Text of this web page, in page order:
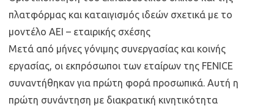
πλατφόρμας και καταιγισμός ιδεών σχετικά με το
μοντέλο ΑΕΙ – εταιρικής σχέσης
Μετά από μήνες γόνιμης συνεργασίας και κοινής
εργασίας, οι εκπρόσωποι των εταίρων της FENICE
συναντήθηκαν για πρώτη φορά προσωπικά. Αυτή η
πρώτη συνάντηση με διακρατική κινητικότητα